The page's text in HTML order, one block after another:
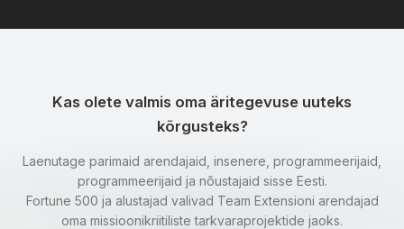
Kas olete valmis oma äritegevuse uuteks
kõrgusteks?
Laenutage parimaid arendajaid, insenere, programmeerijaid,
programmeerijaid ja nõustajaid sisse Eesti.
Fortune 500 ja alustajad valivad Team Extensioni arendajad
oma missioonikriitiliste tarkvaraprojektide jaoks.